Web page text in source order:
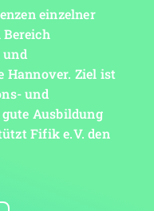
einzelner
und
Hannover. Ziel ist
und
Ausbildung
Fifik e.V. den